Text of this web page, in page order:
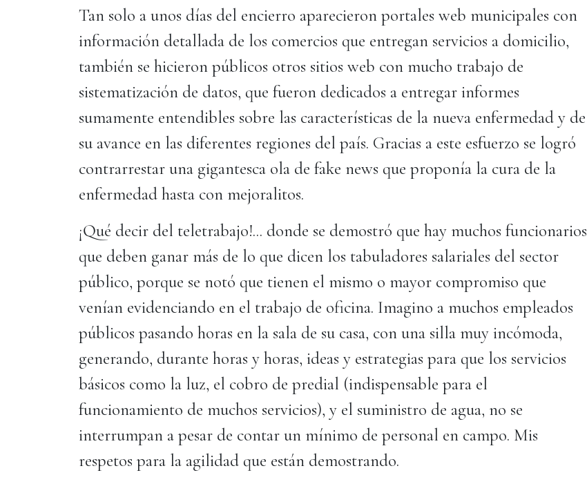
Tan solo a unos días del encierro aparecieron portales web municipales con
información detallada de los comercios que entregan servicios a domicilio,
también se hicieron públicos otros sitios web con mucho trabajo de
sistematización de datos, que fueron dedicados a entregar informes
sumamente entendibles sobre las características de la nueva enfermedad y de
su avance en las diferentes regiones del país. Gracias a este esfuerzo se logró
contrarrestar una gigantesca ola de fake news que proponía la cura de la
enfermedad hasta con mejoralitos.
¡Qué decir del teletrabajo!... donde se demostró que hay muchos funcionarios
que deben ganar más de lo que dicen los tabuladores salariales del sector
público, porque se notó que tienen el mismo o mayor compromiso que
venían evidenciando en el trabajo de oficina. Imagino a muchos empleados
públicos pasando horas en la sala de su casa, con una silla muy incómoda,
generando, durante horas y horas, ideas y estrategias para que los servicios
básicos como la luz, el cobro de predial (indispensable para el
funcionamiento de muchos servicios), y el suministro de agua, no se
interrumpan a pesar de contar un mínimo de personal en campo. Mis
respetos para la agilidad que están demostrando.